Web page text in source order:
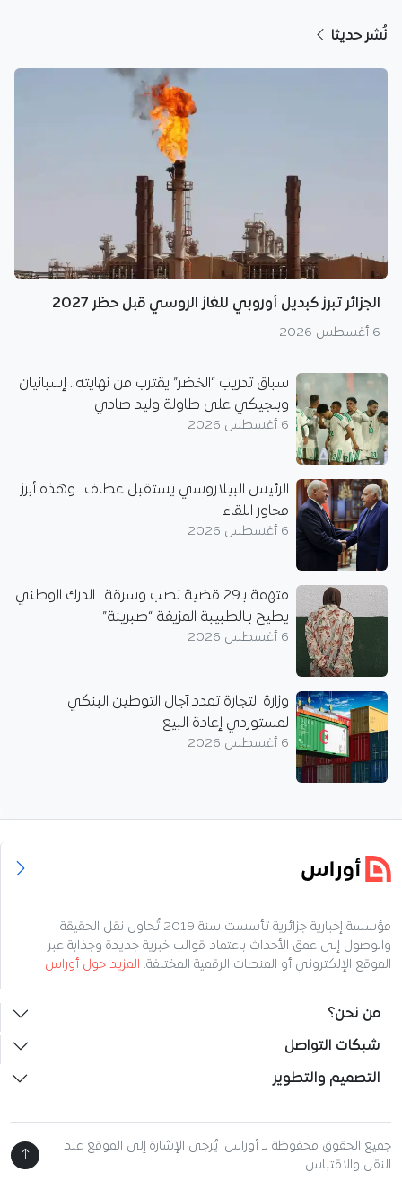
نُشر حديثا
الجزائر تبرز كبديل أوروبي للغاز الروسي قبل حظر 2027
6 أغسطس 2026
سباق تدريب “الخضر” يقترب من نهايته.. إسبانيان
وبلجيكي على طاولة وليد صادي
6 أغسطس 2026
الرئيس البيلاروسي يستقبل عطاف.. وهذه أبرز
محاور اللقاء
6 أغسطس 2026
متهمة بـ29 قضية نصب وسرقة.. الدرك الوطني
يطيح بـالطبيبة المزيفة “صبرينة”
6 أغسطس 2026
وزارة التجارة تمدد آجال التوطين البنكي
لمستوردي إعادة البيع
6 أغسطس 2026
مؤسسة إخبارية جزائرية تأسست سنة 2019 تُحاول نقل الحقيقة
والوصول إلى عمق الأحداث باعتماد قوالب خبرية جديدة وجذابة عبر
الموقع الإلكتروني أو المنصات الرقمية المختلفة. المزيد حول أوراس
من نحن؟
شبكات التواصل
التصميم والتطوير
جميع الحقوق محفوظة لـ أوراس. يُرجى الإشارة إلى الموقع عند
النقل والاقتباس.